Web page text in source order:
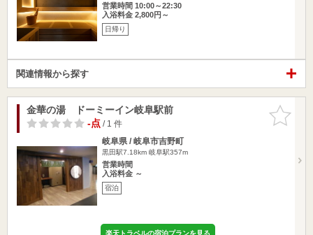
営業時間 10:00～22:30
入浴料金 2,800円～
日帰り
関連情報から探す
お気に入
りに追加
金華の湯 ドーミーイン岐阜駅前
-点/ 1 件
岐阜県 / 岐阜市吉野町
黒田駅7.18km 岐阜駅357m
営業時間
入浴料金 ～
宿泊
楽天トラベルの宿泊プランを見る